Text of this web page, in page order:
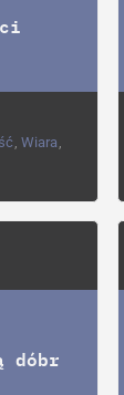
,Wiara
dóbr